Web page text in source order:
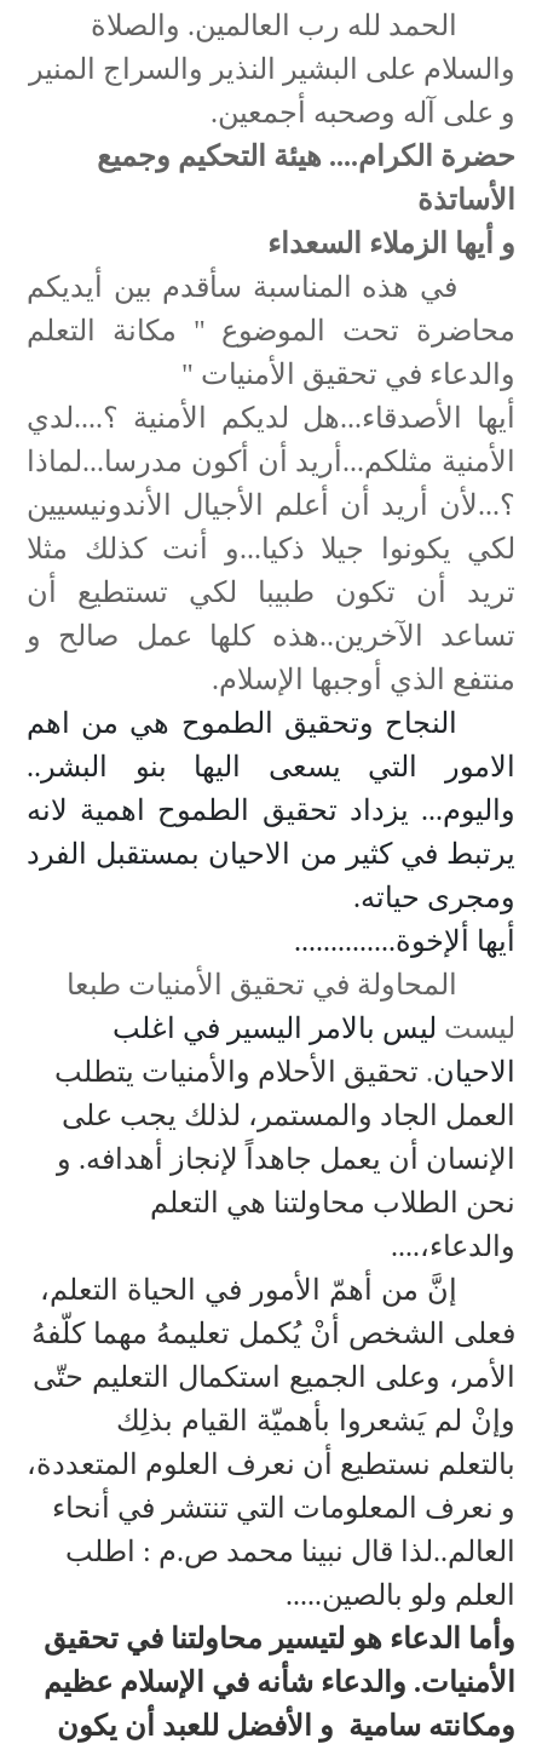
الحمد لله رب العالمين. والصلاة
والسلام على البشير النذير والسراج المنير
و على آله وصحبه أجمعين.
حضرة الكرام.... هيئة التحكيم وجميع
الأساتذة
و أيها الزملاء السعداء
في هذه المناسبة سأقدم بين أيديكم
محاضرة تحت الموضوع " مكانة التعلم
والدعاء في تحقيق الأمنيات "
أيها الأصدقاء...هل لديكم الأمنية ؟....لدي
الأمنية مثلكم...أريد أن أكون مدرسا...لماذا
؟...لأن أريد أن أعلم الأجيال الأندونيسيين
لكي يكونوا جيلا ذكيا...و أنت كذلك مثلا
تريد أن تكون طبيبا لكي تستطيع أن
تساعد الآخرين..هذه كلها عمل صالح و
منتفع الذي أوجبها الإسلام.
النجاح وتحقيق الطموح هي من اهم
الامور التي يسعى اليها بنو البشر..
واليوم... يزداد تحقيق الطموح اهمية لانه
يرتبط في كثير من الاحيان بمستقبل الفرد
ومجرى حياته.
أيها ألإخوة..............
المحاولة في تحقيق الأمنيات طبعا
ليست ليس بالامر اليسير في اغلب
الاحيان. تحقيق الأحلام والأمنيات يتطلب
العمل الجاد والمستمر، لذلك يجب على
الإنسان أن يعمل جاهداً لإنجاز أهدافه. و
نحن الطلاب محاولتنا هي التعلم
والدعاء،....
إنَّ من أهمّ الأمور في الحياة التعلم،
فعلى الشخص أنْ يُكمل تعليمهُ مهما كلّفهُ
الأمر، وعلى الجميع استكمال التعليم حتّى
وإنْ لم يَشعروا بأهميّة القيام بذلِك
بالتعلم نستطيع أن نعرف العلوم المتعددة،
و نعرف المعلومات التي تنتشر في أنحاء
العالم..لذا قال نبينا محمد ص.م : اطلب
العلم ولو بالصين.....
وأما الدعاء هو لتيسير محاولتنا في تحقيق
الأمنيات. والدعاء شأنه في الإسلام عظيم
ومكانته سامية و الأفضل للعبد أن يكون